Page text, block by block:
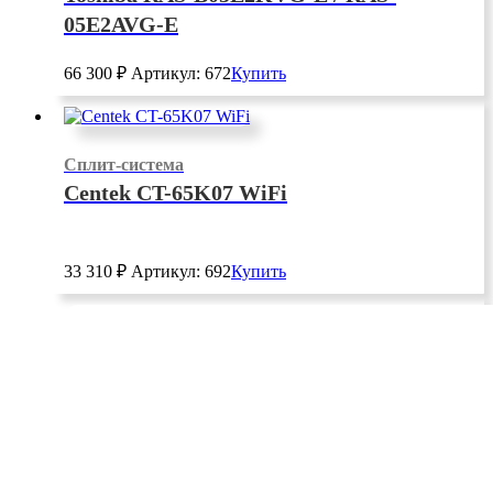
05E2AVG-E
66 300 ₽ Артикул: 672Купить
Сплит-система
Centek CT-65K07 WiFi
33 310 ₽ Артикул: 692Купить